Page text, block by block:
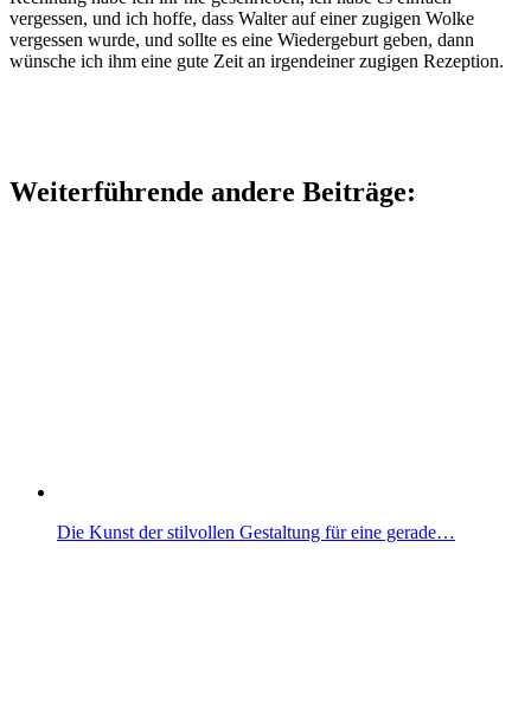
vergessen, und ich hoffe, dass Walter auf einer zugigen Wolke
vergessen wurde, und sollte es eine Wiedergeburt geben, dann
wünsche ich ihm eine gute Zeit an irgendeiner zugigen Rezeption.
Weiterführende andere Beiträge:
Die Kunst der stilvollen Gestaltung für eine gerade…